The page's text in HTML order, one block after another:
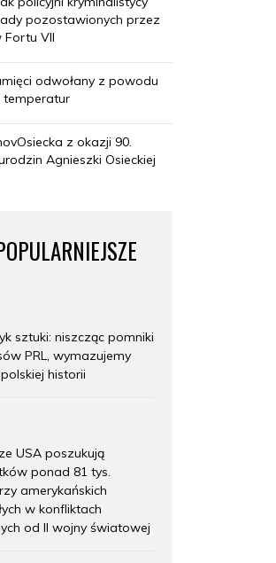
pozostawionych przez
Fortu VII
odwołany z powodu
temperatur
z okazji 90.
Agnieszki Osieckiej
sztuki: niszcząc pomniki
PRL, wymazujemy
historii
USA poszukują
ponad 81 tys.
amerykańskich
w konfliktach
od II wojny światowej